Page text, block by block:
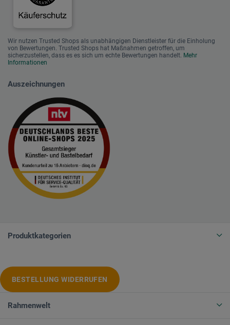
Wir nutzen Trusted Shops als unabhängigen Dienstleister für die Einholung
von Bewertungen. Trusted Shops hat Maßnahmen getroffen, um
sicherzustellen, dass es es sich um echte Bewertungen handelt. Mehr
Informationen
Auszeichnungen
Produktkategorien
BESTELLUNG WIDERRUFEN
Rahmenwelt